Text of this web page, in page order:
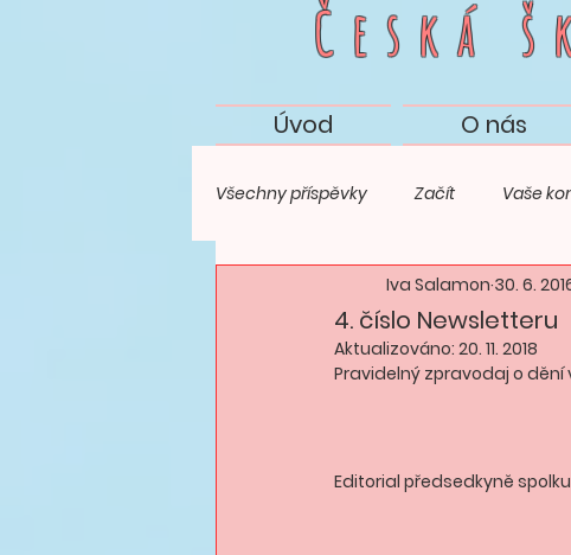
Česká
Úvod O nás
Všechny příspěvky Začít Vaše
4. číslo Newsletteru
Iva Salamon 30. 6.
Aktualizováno: 20. 11. 2018
Pravidelný zpravodaj o dění
Editorial předsedkyně